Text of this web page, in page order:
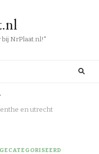
bij NrPlaat.nl!"
en utrecht